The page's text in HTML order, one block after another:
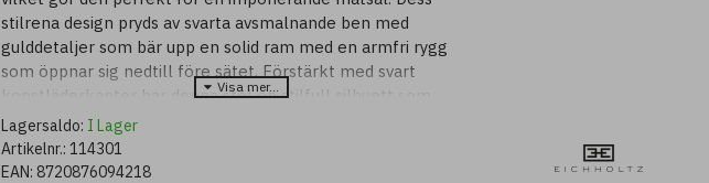
stilrena design pryds av svarta avsmalnande ben med
gulddetaljer som bär upp en solid ram med en armfri rygg
som öppnar sig nedtill före sätet. Förstärkt med svart
konstläderkanter har denna stol en stilfull silhuett som
lägger till sofistikering i vilket matsalsutrymme som helst.
Lagersaldo: I Lager
Artikelnr.: 114301
EAN: 8720876094218